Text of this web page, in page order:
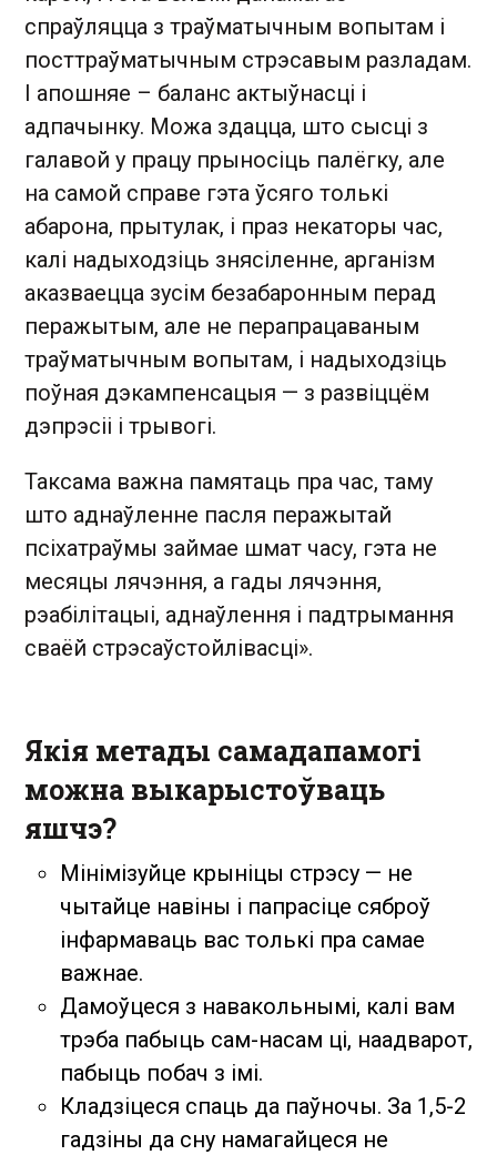
спраўляцца з траўматычным вопытам і
посттраўматычным стрэсавым разладам.
І апошняе – баланс актыўнасці і
адпачынку. Можа здацца, што сысці з
галавой у працу прыносіць палёгку, але
на самой справе гэта ўсяго толькі
абарона, прытулак, і праз некаторы час,
калі надыходзіць знясіленне, арганізм
аказваецца зусім безабаронным перад
перажытым, але не перапрацаваным
траўматычным вопытам, і надыходзіць
поўная дэкампенсацыя — з развіццём
дэпрэсіі і трывогі.
Таксама важна памятаць пра час, таму
што аднаўленне пасля перажытай
псіхатраўмы займае шмат часу, гэта не
месяцы лячэння, а гады лячэння,
рэабілітацыі, аднаўлення і падтрымання
сваёй стрэсаўстойлівасці».
Якія метады самадапамогі
можна выкарыстоўваць
яшчэ?
Мінімізуйце крыніцы стрэсу — не
чытайце навіны і папрасіце сяброў
інфармаваць вас толькі пра самае
важнае.
Дамоўцеся з навакольнымі, калі вам
трэба пабыць сам-насам ці, наадварот,
пабыць побач з імі.
Кладзіцеся спаць да паўночы. За 1,5-2
гадзіны да сну намагайцеся не